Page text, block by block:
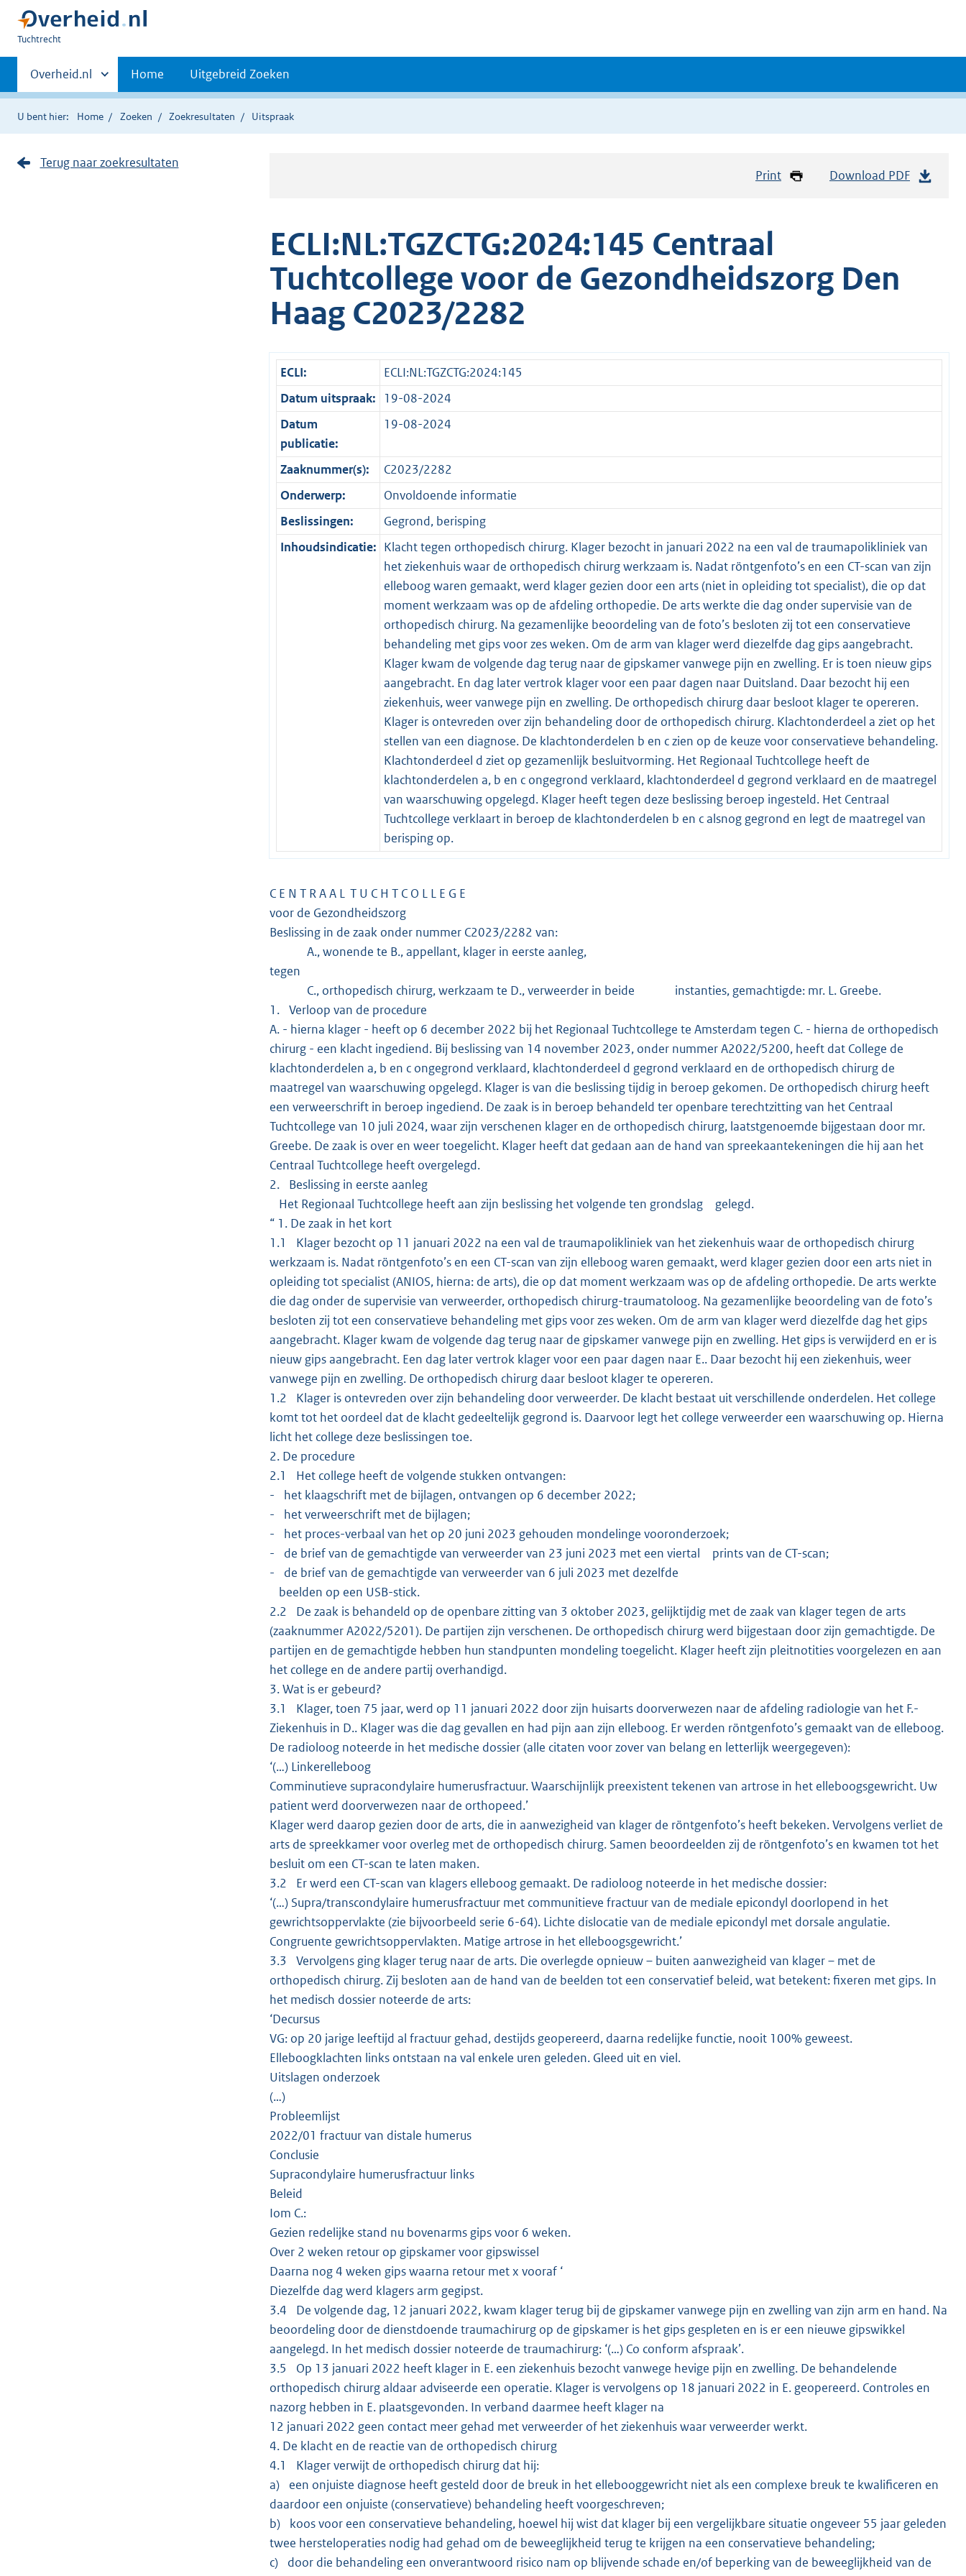
U
hier:
Tuchtrecht
Primaire
navigatie
Andere
sites
binnen
Overheid.nl Home Uitgebreid Zoeken
U bent hier: Home Zoeken Zoekresultaten Uitspraak
Print Download PDF
ECLI:NL:TGZCTG:2024:145 Centraal
Tuchtcollege voor de Gezondheidszorg Den
Haag C2023/2282
ECLI:
ECLI:NL:TGZCTG:2024:145
Datum uitspraak:
19-08-2024
Datum
publicatie:
19-08-2024
Zaaknummer(s):
C2023/2282
Onderwerp:
Onvoldoende informatie
Beslissingen:
Gegrond, berisping
Inhoudsindicatie: Klacht tegen orthopedisch chirurg. Klager bezocht in januari 2022 na een val de traumapolikliniek van
het ziekenhuis waar de orthopedisch chirurg werkzaam is. Nadat röntgenfoto’s en een CT-scan van zijn
elleboog waren gemaakt, werd klager gezien door een arts (niet in opleiding tot specialist), die op dat
moment werkzaam was op de afdeling orthopedie. De arts werkte die dag onder supervisie van de
orthopedisch chirurg. Na gezamenlijke beoordeling van de foto’s besloten zij tot een conservatieve
behandeling met gips voor zes weken. Om de arm van klager werd diezelfde dag gips aangebracht.
Klager kwam de volgende dag terug naar de gipskamer vanwege pijn en zwelling. Er is toen nieuw gips
aangebracht. En dag later vertrok klager voor een paar dagen naar Duitsland. Daar bezocht hij een
ziekenhuis, weer vanwege pijn en zwelling. De orthopedisch chirurg daar besloot klager te opereren.
Klager is ontevreden over zijn behandeling door de orthopedisch chirurg. Klachtonderdeel a ziet op het
stellen van een diagnose. De klachtonderdelen b en c zien op de keuze voor conservatieve behandeling.
Klachtonderdeel d ziet op gezamenlijk besluitvorming. Het Regionaal Tuchtcollege heeft de
klachtonderdelen a, b en c ongegrond verklaard, klachtonderdeel d gegrond verklaard en de maatregel
van waarschuwing opgelegd. Klager heeft tegen deze beslissing beroep ingesteld. Het Centraal
Tuchtcollege verklaart in beroep de klachtonderdelen b en c alsnog gegrond en legt de maatregel van
berisping op.
C E N T R A A L T U C H T C O L L E G E
voor de Gezondheidszorg
Beslissing in de zaak onder nummer C2023/2282 van:
A., wonende te B., appellant, klager in eerste aanleg,
tegen
C., orthopedisch chirurg, werkzaam te D., verweerder in beide instanties, gemachtigde: mr. L. Greebe.
1. Verloop van de procedure
A. - hierna klager - heeft op 6 december 2022 bij het Regionaal Tuchtcollege te Amsterdam tegen C. - hierna de orthopedisch
chirurg - een klacht ingediend. Bij beslissing van 14 november 2023, onder nummer A2022/5200, heeft dat College de
klachtonderdelen a, b en c ongegrond verklaard, klachtonderdeel d gegrond verklaard en de orthopedisch chirurg de
maatregel van waarschuwing opgelegd. Klager is van die beslissing tijdig in beroep gekomen. De orthopedisch chirurg heeft
een verweerschrift in beroep ingediend. De zaak is in beroep behandeld ter openbare terechtzitting van het Centraal
Tuchtcollege van 10 juli 2024, waar zijn verschenen klager en de orthopedisch chirurg, laatstgenoemde bijgestaan door mr.
Greebe. De zaak is over en weer toegelicht. Klager heeft dat gedaan aan de hand van spreekaantekeningen die hij aan het
Centraal Tuchtcollege heeft overgelegd.
2. Beslissing in eerste aanleg
Het Regionaal Tuchtcollege heeft aan zijn beslissing het volgende ten grondslag gelegd.
“ 1. De zaak in het kort
1.1 Klager bezocht op 11 januari 2022 na een val de traumapolikliniek van het ziekenhuis waar de orthopedisch chirurg
werkzaam is. Nadat röntgenfoto’s en een CT-scan van zijn elleboog waren gemaakt, werd klager gezien door een arts niet in
opleiding tot specialist (ANIOS, hierna: de arts), die op dat moment werkzaam was op de afdeling orthopedie. De arts werkte
die dag onder de supervisie van verweerder, orthopedisch chirurg-traumatoloog. Na gezamenlijke beoordeling van de foto’s
besloten zij tot een conservatieve behandeling met gips voor zes weken. Om de arm van klager werd diezelfde dag het gips
aangebracht. Klager kwam de volgende dag terug naar de gipskamer vanwege pijn en zwelling. Het gips is verwijderd en er is
nieuw gips aangebracht. Een dag later vertrok klager voor een paar dagen naar E.. Daar bezocht hij een ziekenhuis, weer
vanwege pijn en zwelling. De orthopedisch chirurg daar besloot klager te opereren.
1.2 Klager is ontevreden over zijn behandeling door verweerder. De klacht bestaat uit verschillende onderdelen. Het college
komt tot het oordeel dat de klacht gedeeltelijk gegrond is. Daarvoor legt het college verweerder een waarschuwing op. Hierna
licht het college deze beslissingen toe.
2. De procedure
2.1 Het college heeft de volgende stukken ontvangen:
- het klaagschrift met de bijlagen, ontvangen op 6 december 2022;
- het verweerschrift met de bijlagen;
- het proces-verbaal van het op 20 juni 2023 gehouden mondelinge vooronderzoek;
- de brief van de gemachtigde van verweerder van 23 juni 2023 met een viertal prints van de CT-scan;
- de brief van de gemachtigde van verweerder van 6 juli 2023 met dezelfde
beelden op een USB-stick.
2.2 De zaak is behandeld op de openbare zitting van 3 oktober 2023, gelijktijdig met de zaak van klager tegen de arts
(zaaknummer A2022/5201). De partijen zijn verschenen. De orthopedisch chirurg werd bijgestaan door zijn gemachtigde. De
partijen en de gemachtigde hebben hun standpunten mondeling toegelicht. Klager heeft zijn pleitnotities voorgelezen en aan
het college en de andere partij overhandigd.
3. Wat is er gebeurd?
3.1 Klager, toen 75 jaar, werd op 11 januari 2022 door zijn huisarts doorverwezen naar de afdeling radiologie van het F.-
Ziekenhuis in D.. Klager was die dag gevallen en had pijn aan zijn elleboog. Er werden röntgenfoto’s gemaakt van de elleboog.
De radioloog noteerde in het medische dossier (alle citaten voor zover van belang en letterlijk weergegeven):
‘(…) Linkerelleboog
Comminutieve supracondylaire humerusfractuur. Waarschijnlijk preexistent tekenen van artrose in het elleboogsgewricht. Uw
patient werd doorverwezen naar de orthopeed.’
Klager werd daarop gezien door de arts, die in aanwezigheid van klager de röntgenfoto’s heeft bekeken. Vervolgens verliet de
arts de spreekkamer voor overleg met de orthopedisch chirurg. Samen beoordeelden zij de röntgenfoto’s en kwamen tot het
besluit om een CT-scan te laten maken.
3.2 Er werd een CT-scan van klagers elleboog gemaakt. De radioloog noteerde in het medische dossier:
‘(…) Supra/transcondylaire humerusfractuur met communitieve fractuur van de mediale epicondyl doorlopend in het
gewrichtsoppervlakte (zie bijvoorbeeld serie 6-64). Lichte dislocatie van de mediale epicondyl met dorsale angulatie.
Congruente gewrichtsoppervlakten. Matige artrose in het elleboogsgewricht.’
3.3 Vervolgens ging klager terug naar de arts. Die overlegde opnieuw – buiten aanwezigheid van klager – met de
orthopedisch chirurg. Zij besloten aan de hand van de beelden tot een conservatief beleid, wat betekent: fixeren met gips. In
het medisch dossier noteerde de arts:
‘Decursus
VG: op 20 jarige leeftijd al fractuur gehad, destijds geopereerd, daarna redelijke functie, nooit 100% geweest.
Elleboogklachten links ontstaan na val enkele uren geleden. Gleed uit en viel.
Uitslagen onderzoek
(…)
Probleemlijst
2022/01 fractuur van distale humerus
Conclusie
Supracondylaire humerusfractuur links
Beleid
Iom C.:
Gezien redelijke stand nu bovenarms gips voor 6 weken.
Over 2 weken retour op gipskamer voor gipswissel
Daarna nog 4 weken gips waarna retour met x vooraf ‘
Diezelfde dag werd klagers arm gegipst.
3.4 De volgende dag, 12 januari 2022, kwam klager terug bij de gipskamer vanwege pijn en zwelling van zijn arm en hand. Na
beoordeling door de dienstdoende traumachirurg op de gipskamer is het gips gespleten en is er een nieuwe gipswikkel
aangelegd. In het medisch dossier noteerde de traumachirurg: ‘(…) Co conform afspraak’.
3.5 Op 13 januari 2022 heeft klager in E. een ziekenhuis bezocht vanwege hevige pijn en zwelling. De behandelende
orthopedisch chirurg aldaar adviseerde een operatie. Klager is vervolgens op 18 januari 2022 in E. geopereerd. Controles en
nazorg hebben in E. plaatsgevonden. In verband daarmee heeft klager na
12 januari 2022 geen contact meer gehad met verweerder of het ziekenhuis waar verweerder werkt.
4. De klacht en de reactie van de orthopedisch chirurg
4.1 Klager verwijt de orthopedisch chirurg dat hij:
a) een onjuiste diagnose heeft gesteld door de breuk in het ellebooggewricht niet als een complexe breuk te kwalificeren en
daardoor een onjuiste (conservatieve) behandeling heeft voorgeschreven;
b) koos voor een conservatieve behandeling, hoewel hij wist dat klager bij een vergelijkbare situatie ongeveer 55 jaar geleden
twee hersteloperaties nodig had gehad om de beweeglijkheid terug te krijgen na een conservatieve behandeling;
c) door die behandeling een onverantwoord risico nam op blijvende schade en/of beperking van de beweeglijkheid van de
Terug naar zoekresultaten